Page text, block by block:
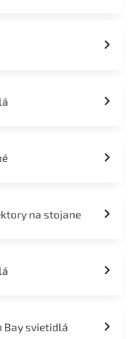
na stojane
Bay svietidlá